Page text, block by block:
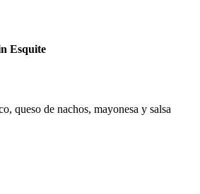
Esquite
queso de nachos, mayonesa y salsa